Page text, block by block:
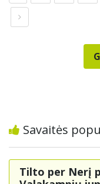
Savaitės
Tilto per Nerį